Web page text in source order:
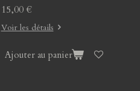
15,00 €
Voir les détails
Ajouter au panier